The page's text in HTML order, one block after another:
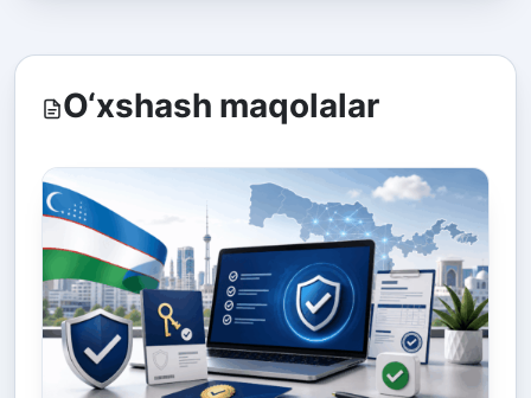
O‘xshash maqolalar